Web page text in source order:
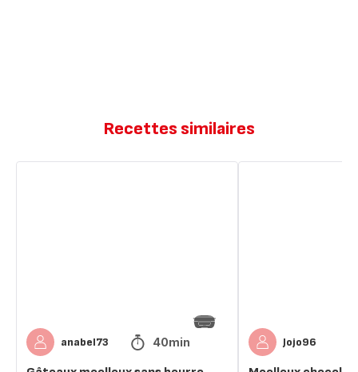
Recettes similaires
anabel73 40min Jojo96